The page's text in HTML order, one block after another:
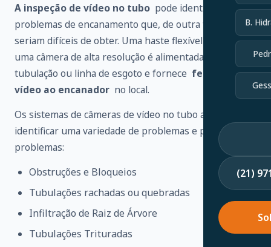
B.
(21)
A inspeção de vídeo no tubo pode identificar vários
problemas de encanamento que, de outra forma,
seriam difíceis de obter. Uma haste flexível conectada a
uma câmera de alta resolução é alimentada através de
tubulação ou linha de esgoto e fornece feedback de
vídeo ao encanador no local.
Os sistemas de câmeras de vídeo no tubo ajudam a
identificar uma variedade de problemas e possíveis
problemas:
Obstruções e Bloqueios
Tubulações rachadas ou quebradas
Infiltração de Raiz de Árvore
Tubulações Trituradas